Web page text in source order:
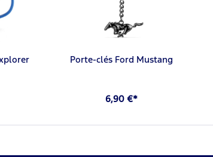
Porte-clés Ford Mustang
6,90 €*